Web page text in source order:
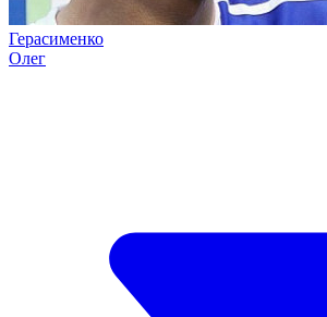
Герасименко
Олег